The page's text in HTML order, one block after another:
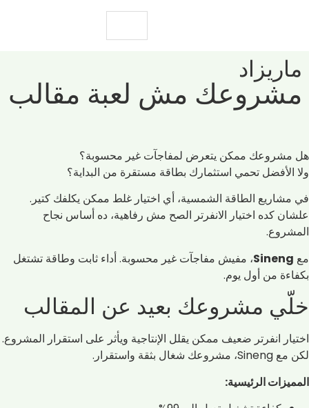
ماريزاد
مشروعك مش لعبة مقالب
هل مشروعك ممكن يتعرض لمفاجآت غير محسوبة؟
ولا الأفضل تحمي استثمارك بطاقة مستقرة من البداية؟
في مشاريع الطاقة الشمسية، أي اختيار غلط ممكن يكلفك كتير.
علشان كده اختيار الانفرتر الصح مش رفاهية، ده أساس نجاح
المشروع.
مع Sineng، مفيش مفاجآت غير محسوبة. أداء ثابت وطاقة تشتغل
بكفاءة من أول يوم.
خلّي مشروعك بعيد عن المقالب
اختيار انفرتر ضعيف ممكن يقلل الإنتاجية ويأثر على استقرار المشروع.
لكن مع Sineng، مشروعك شغال بثقة واستقرار.
المميزات الرئيسية: